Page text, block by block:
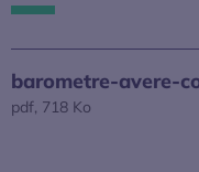
barometre-avere-
pdf, 718 Ko